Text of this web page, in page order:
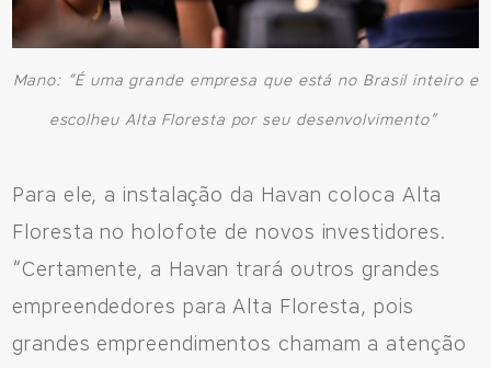
Mano: “É uma grande empresa que está no Brasil inteiro e
escolheu Alta Floresta por seu desenvolvimento”
Para ele, a instalação da Havan coloca Alta
Floresta no holofote de novos investidores.
“Certamente, a Havan trará outros grandes
empreendedores para Alta Floresta, pois
grandes empreendimentos chamam a atenção